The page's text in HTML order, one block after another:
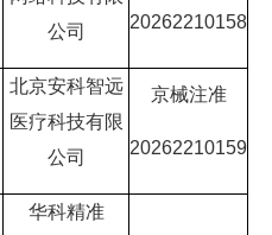
公司
20262210158
北京安科智远
医疗科技有限
公司
京械注准
20262210159
华科精准